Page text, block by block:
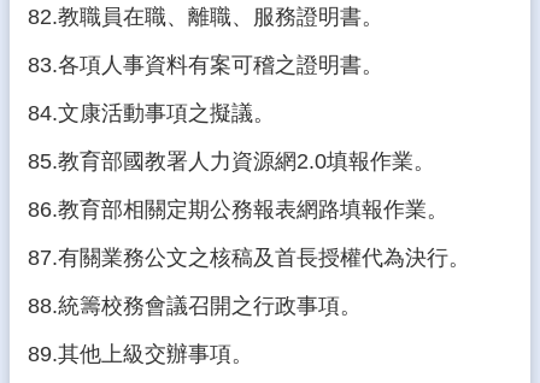
82.教職員在職、離職、服務證明書。
83.各項人事資料有案可稽之證明書。
84.文康活動事項之擬議。
85.教育部國教署人力資源網2.0填報作業。
86.教育部相關定期公務報表網路填報作業。
87.有關業務公文之核稿及首長授權代為決行。
88.統籌校務會議召開之行政事項。
89.其他上級交辦事項。